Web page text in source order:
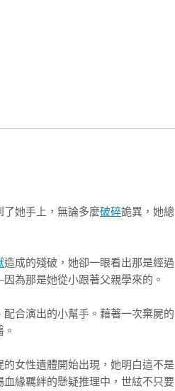
她手上，無論多麼破碎詭異，她總
造成的殘破，她卻一眼看出那是經過
為那是她從小跟著父親學來的。
合演出的小幫手。藉著一次棄屍的
女性遺體開始出現，她明白這不是
緣羈絆的懸疑推理中，世絃不只要